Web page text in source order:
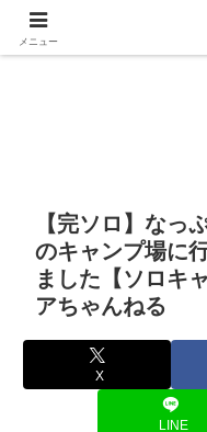
【完ソロ】なっ
のキャンプ場に
ました【ソロキ
アちゃんねる
X
LINE
メニュー